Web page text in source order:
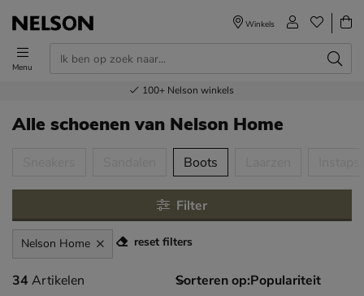
Menu
Winkels
Voor 23.00u besteld,volgende dag in huis
Gratisverzending en retour
Bestel nu,betaal later
100+ Nelson winkels
Alle schoenenvan Nelson Home
Boots
Filter
Nelson Home reset filters
34 artikelen
34 Artikelen Sorteren op: